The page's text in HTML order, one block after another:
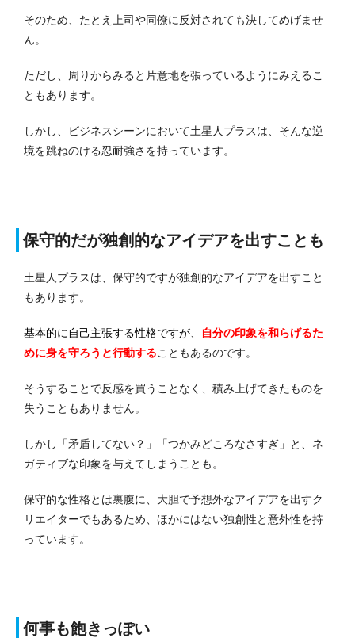
そのため、たとえ上司や同僚に反対されても決してめげませ
ん。
ただし、周りからみると片意地を張っているようにみえるこ
ともあります。
しかし、ビジネスシーンにおいて土星人プラスは、そんな逆
境を跳ねのける忍耐強さを持っています。
保守的だが独創的なアイデアを出すことも
土星人プラスは、保守的ですが独創的なアイデアを出すこと
もあります。
基本的に自己主張する性格ですが、
自分の印象を和らげるた
めに身を守ろうと行動することもあるのです。
そうすることで反感を買うことなく、積み上げてきたものを
失うこともありません。
しかし「矛盾してない？」「つかみどころなさすぎ」と、ネ
ガティブな印象を与えてしまうことも。
保守的な性格とは裏腹に、大胆で予想外なアイデアを出すク
リエイターでもあるため、ほかにはない独創性と意外性を持
っています。
何事も飽きっぽい